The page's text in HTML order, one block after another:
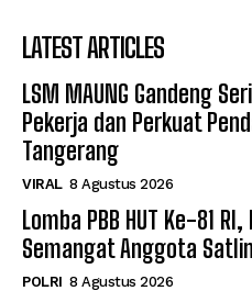
LATEST ARTICLES
LSM MAUNG Gandeng
Pekerja dan Perkuat
Tangerang
VIRAL 8 Agustus 2026
Lomba PBB HUT Ke-81
Semangat Anggota
POLRI 8 Agustus 2026